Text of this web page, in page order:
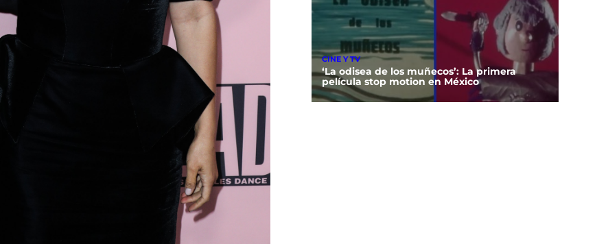
CINE Y TV
‘La odisea de los muñecos’: La primera
película stop motion en México